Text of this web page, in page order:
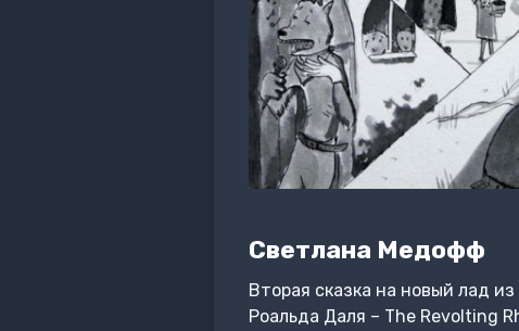
Светлана Медофф
Вторая сказка на новый лад
Роальда Даля – The Revolting